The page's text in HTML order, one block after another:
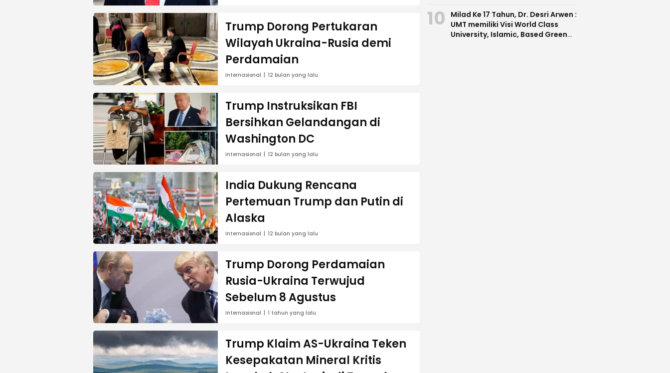
Trump Dorong Pertukaran
Wilayah Ukraina-Rusia demi
Perdamaian
Internasional 12 bulan yang lalu
Trump Instruksikan FBI
Bersihkan Gelandangan di
Washington DC
Internasional 12 bulan yang lalu
India Dukung Rencana
Pertemuan Trump dan Putin di
Alaska
Internasional 12 bulan yang lalu
Trump Dorong Perdamaian
Rusia-Ukraina Terwujud
Sebelum 8 Agustus
Internasional 1 tahun yang lalu
Trump Klaim AS-Ukraina Teken
Kesepakatan Mineral Kritis
10
Milad Ke 17 Tahun, Dr. Desri Arwen :
UMT memiliki Visi World Class
University, Islamic, Based Green